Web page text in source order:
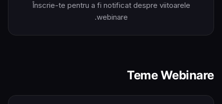
Înscrie-te pentru a fi notificat despre viitoarele
webinare.
Teme Webinare